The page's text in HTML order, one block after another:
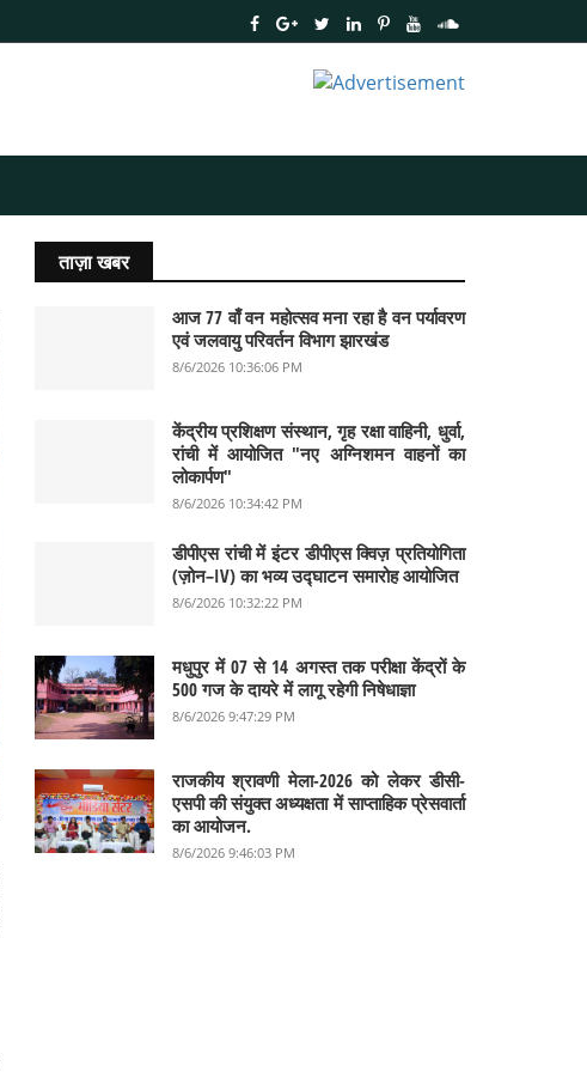
ताज़ा खबर
आज 77 वाँ वन महोत्सव मना रहा है वन पर्यावरण
एवं जलवायु परिवर्तन विभाग झारखंड
8/6/2026 10:36:06 PM
केंद्रीय प्रशिक्षण संस्थान, गृह रक्षा वाहिनी, धुर्वा,
रांची में आयोजित "नए अग्निशमन वाहनों का
लोकार्पण"
8/6/2026 10:34:42 PM
डीपीएस रांची में इंटर डीपीएस क्विज़ प्रतियोगिता
(ज़ोन–IV) का भव्य उद्घाटन समारोह आयोजित
8/6/2026 10:32:22 PM
मधुपुर में 07 से 14 अगस्त तक परीक्षा केंद्रों के
500 गज के दायरे में लागू रहेगी निषेधाज्ञा
8/6/2026 9:47:29 PM
राजकीय श्रावणी मेला-2026 को लेकर डीसी-
एसपी की संयुक्त अध्यक्षता में साप्ताहिक प्रेसवार्ता
का आयोजन.
8/6/2026 9:46:03 PM